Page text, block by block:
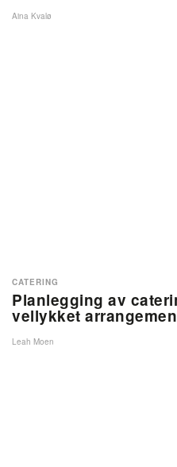
Aina Kvalø
Planlegging av
vellykket
CATERING
Leah Moen